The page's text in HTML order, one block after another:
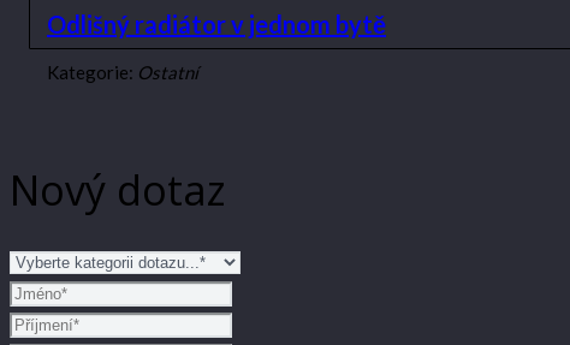
Odlišný radiátor v jednom bytě
Kategorie: Ostatní
Nový dotaz